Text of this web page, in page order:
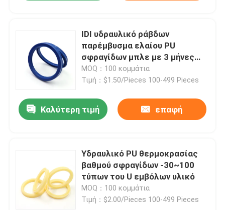
IDI υδραυλικό ράβδων
παρέμβυσμα ελαίου PU
σφραγίδων μπλε με 3 μήνες
εξουσιοδότησης
MOQ：100 κομμάτια
Τιμή：$1.50/Pieces 100-499 Pieces
Καλύτερη τιμή επαφή
Υδραυλικό PU θερμοκρασίας
βαθμού σφραγίδων -30~100
τύπων του U εμβόλων υλικό
MOQ：100 κομμάτια
Τιμή：$2.00/Pieces 100-499 Pieces